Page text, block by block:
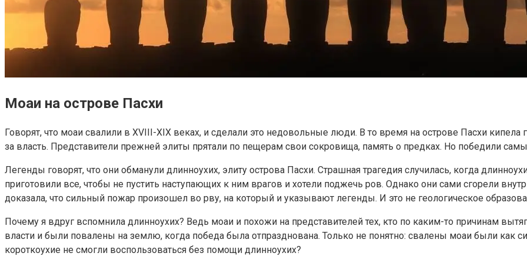
Моаи на острове Пасхи
Говорят, что моаи свалили в XVIII-XIX веках, и сделали это недовольные люди. В то время на острове Пасхи
за власть. Представители прежней элиты прятали по пещерам свои сокровища, память о предках. Но победили
Легенды говорят, что они обманули длинноухих, элиту острова Пасхи. Страшная трагедия случилась, когда
приготовили все, чтобы не пустить наступающих к ним врагов и хотели поджечь ров. Однако они сами сгорели
доказала, что сильный пожар произошел во рву, на который и указывают легенды. И это не геологическое
Почему я вдруг вспомнила длинноухих? Ведь моаи и похожи на представителей тех, кто по каким-то причинам
власти и были повалены на землю, когда победа была отпразднована. Только не понятно: свалены моаи были как
короткоухие не смогли воспользоваться без помощи длинноухих?